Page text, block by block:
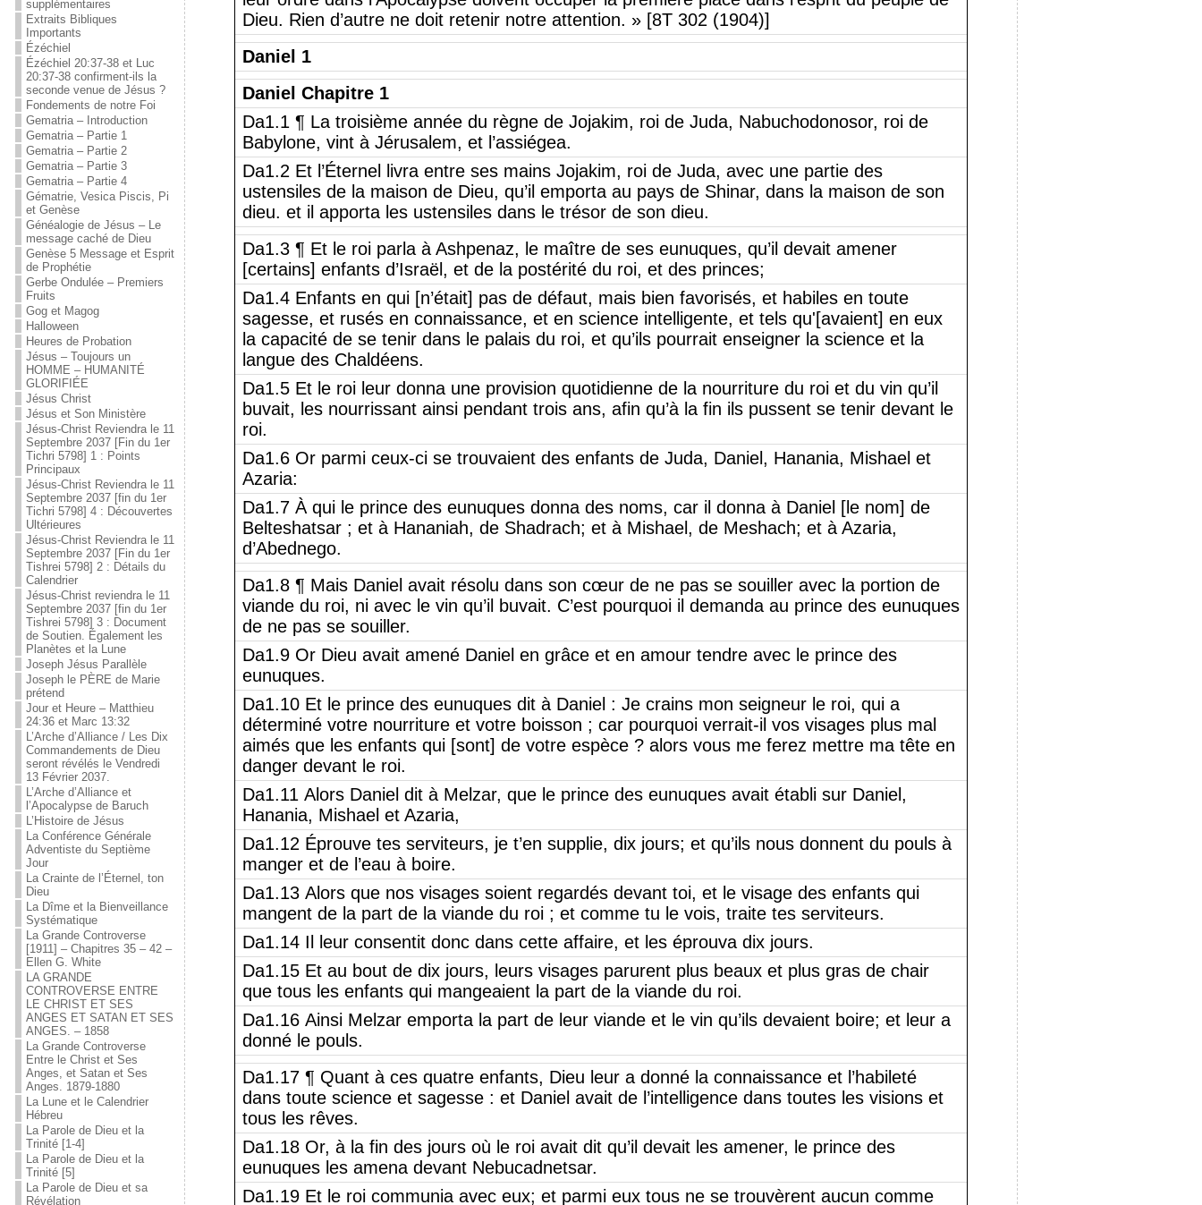
supplémentaires
Extraits Bibliques
Importants
Ézéchiel
Ézéchiel 20:37-38 et Luc
20:37-38 confirment-ils la
seconde venue de Jésus ?
Fondements de notre Foi
Gematria – Introduction
Gematria – Partie 1
Gematria – Partie 2
Gematria – Partie 3
Gematria – Partie 4
Gématrie, Vesica Piscis, Pi
et Genèse
Généalogie de Jésus – Le
message caché de Dieu
Genèse 5 Message et Esprit
de Prophétie
Gerbe Ondulée – Premiers
Fruits
Gog et Magog
Halloween
Heures de Probation
Jésus – Toujours un
HOMME – HUMANITÉ
GLORIFIÉE
Jésus Christ
Jésus et Son Ministère
Jésus-Christ Reviendra le 11
Septembre 2037 [Fin du 1er
Tichri 5798] 1 : Points
Principaux
Jésus-Christ Reviendra le 11
Septembre 2037 [fin du 1er
Tichri 5798] 4 : Découvertes
Ultérieures
Jésus-Christ Reviendra le 11
Septembre 2037 [Fin du 1er
Tishrei 5798] 2 : Détails du
Calendrier
Jésus-Christ reviendra le 11
Septembre 2037 [fin du 1er
Tishrei 5798] 3 : Document
de Soutien. Également les
Planètes et la Lune
Joseph Jésus Parallèle
Joseph le PÈRE de Marie
prétend
Jour et Heure – Matthieu
24:36 et Marc 13:32
L’Arche d’Alliance / Les Dix
Commandements de Dieu
seront révélés le Vendredi
13 Février 2037.
L’Arche d’Alliance et
l’Apocalypse de Baruch
L’Histoire de Jésus
La Conférence Générale
Adventiste du Septième
Jour
La Crainte de l’Éternel, ton
Dieu
La Dîme et la Bienveillance
Systématique
La Grande Controverse
[1911] – Chapitres 35 – 42 –
Ellen G. White
LA GRANDE
CONTROVERSE ENTRE
LE CHRIST ET SES
ANGES ET SATAN ET SES
ANGES. – 1858
La Grande Controverse
Entre le Christ et Ses
Anges, et Satan et Ses
Anges. 1879-1880
La Lune et le Calendrier
Hébreu
La Parole de Dieu et la
Trinité [1-4]
La Parole de Dieu et la
Trinité [5]
La Parole de Dieu et sa
Révélation
Dieu. Rien d’autre ne doit retenir notre attention. » [8T 302 (1904)]
Daniel 1
Daniel Chapitre 1
Da1.1 ¶ La troisième année du règne de Jojakim, roi de Juda, Nabuchodonosor, roi de
Babylone, vint à Jérusalem, et l’assiégea.
Da1.2 Et l’Éternel livra entre ses mains Jojakim, roi de Juda, avec une partie des
ustensiles de la maison de Dieu, qu’il emporta au pays de Shinar, dans la maison de son
dieu. et il apporta les ustensiles dans le trésor de son dieu.
Da1.3 ¶ Et le roi parla à Ashpenaz, le maître de ses eunuques, qu’il devait amener
[certains] enfants d’Israël, et de la postérité du roi, et des princes;
Da1.4 Enfants en qui [n’était] pas de défaut, mais bien favorisés, et habiles en toute
sagesse, et rusés en connaissance, et en science intelligente, et tels qu'[avaient] en eux
la capacité de se tenir dans le palais du roi, et qu’ils pourrait enseigner la science et la
langue des Chaldéens.
Da1.5 Et le roi leur donna une provision quotidienne de la nourriture du roi et du vin qu’il
buvait, les nourrissant ainsi pendant trois ans, afin qu’à la fin ils pussent se tenir devant le
roi.
Da1.6 Or parmi ceux-ci se trouvaient des enfants de Juda, Daniel, Hanania, Mishael et
Azaria:
Da1.7 À qui le prince des eunuques donna des noms, car il donna à Daniel [le nom] de
Belteshatsar ; et à Hananiah, de Shadrach; et à Mishael, de Meshach; et à Azaria,
d’Abednego.
Da1.8 ¶ Mais Daniel avait résolu dans son cœur de ne pas se souiller avec la portion de
viande du roi, ni avec le vin qu’il buvait. C’est pourquoi il demanda au prince des eunuques
de ne pas se souiller.
Da1.9 Or Dieu avait amené Daniel en grâce et en amour tendre avec le prince des
eunuques.
Da1.10 Et le prince des eunuques dit à Daniel : Je crains mon seigneur le roi, qui a
déterminé votre nourriture et votre boisson ; car pourquoi verrait-il vos visages plus mal
aimés que les enfants qui [sont] de votre espèce ? alors vous me ferez mettre ma tête en
danger devant le roi.
Da1.11 Alors Daniel dit à Melzar, que le prince des eunuques avait établi sur Daniel,
Hanania, Mishael et Azaria,
Da1.12 Éprouve tes serviteurs, je t’en supplie, dix jours; et qu’ils nous donnent du pouls à
manger et de l’eau à boire.
Da1.13 Alors que nos visages soient regardés devant toi, et le visage des enfants qui
mangent de la part de la viande du roi ; et comme tu le vois, traite tes serviteurs.
Da1.14 Il leur consentit donc dans cette affaire, et les éprouva dix jours.
Da1.15 Et au bout de dix jours, leurs visages parurent plus beaux et plus gras de chair
que tous les enfants qui mangeaient la part de la viande du roi.
Da1.16 Ainsi Melzar emporta la part de leur viande et le vin qu’ils devaient boire; et leur a
donné le pouls.
Da1.17 ¶ Quant à ces quatre enfants, Dieu leur a donné la connaissance et l’habileté
dans toute science et sagesse : et Daniel avait de l’intelligence dans toutes les visions et
tous les rêves.
Da1.18 Or, à la fin des jours où le roi avait dit qu’il devait les amener, le prince des
eunuques les amena devant Nebucadnetsar.
Da1.19 Et le roi communia avec eux; et parmi eux tous ne se trouvèrent aucun comme